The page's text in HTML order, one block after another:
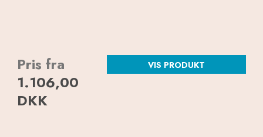
Pris fra
1.106,00
DKK
VIS PRODUKT